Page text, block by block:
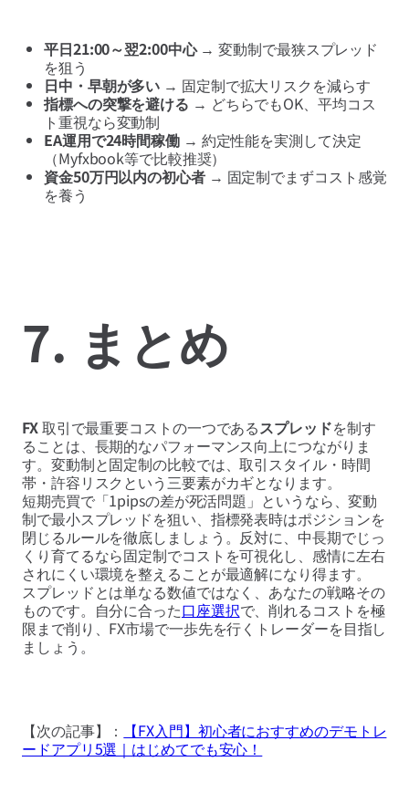
平日21:00～翌2:00中心→ 変動制で最狭スプレッド
を狙う
日中・早朝が多い → 固定制で拡大リスクを減らす
指標への突撃を避ける → どちらでもOK、平均コス
ト重視なら変動制
EA運用で24時間稼働→ 約定性能を実測して決定
（Myfxbook等で比較推奨）
資金50万円以内の初心者→ 固定制でまずコスト感覚
を養う
7. まとめ
FX取引で最重要コストの一つであるスプレッドを制す
ることは、長期的なパフォーマンス向上につながりま
す。変動制と固定制の比較では、取引スタイル・時間
帯・許容リスクという三要素がカギとなります。
短期売買で「1pipsの差が死活問題」というなら、変動
制で最小スプレッドを狙い、指標発表時はポジションを
閉じるルールを徹底しましょう。反対に、中長期でじっ
くり育てるなら固定制でコストを可視化し、感情に左右
されにくい環境を整えることが最適解になり得ます。
スプレッドとは単なる数値ではなく、あなたの戦略その
ものです。自分に合った口座選択で、削れるコストを極
限まで削り、FX市場で一歩先を行くトレーダーを目指し
ましょう。
【次の記事】：
【FX入門】初心者におすすめのデモトレ
ードアプリ5選｜はじめてでも安心！